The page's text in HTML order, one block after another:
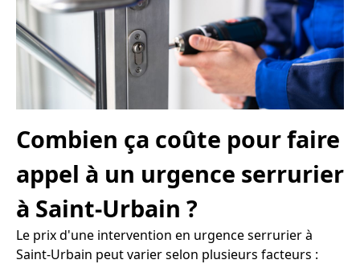
Combien ça coûte pour faire
appel à un urgence serrurier
à Saint-Urbain ?
Le prix d'une intervention en urgence serrurier à
Saint-Urbain peut varier selon plusieurs facteurs :